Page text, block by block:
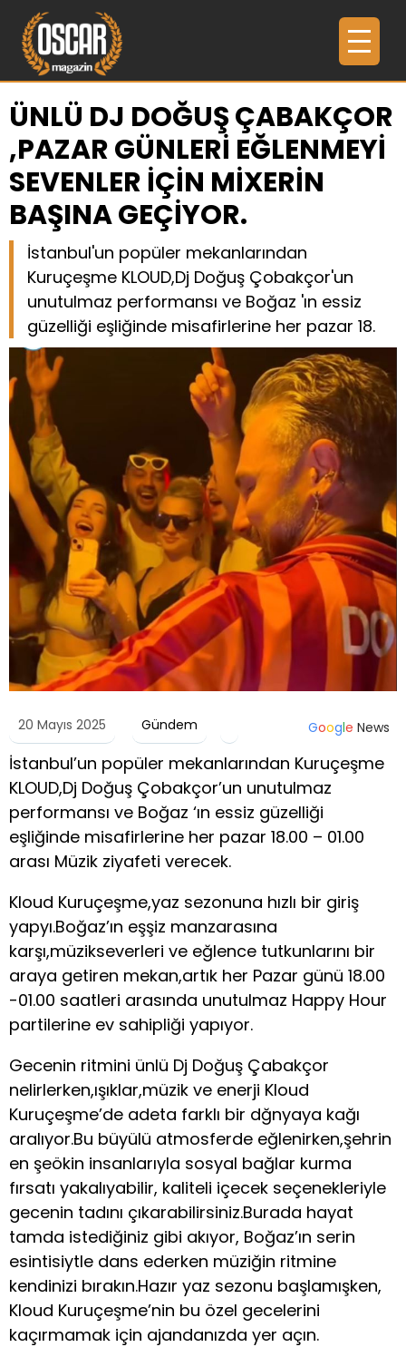
ÜNLÜ DJ DOĞUŞ ÇABAKÇOR
,PAZAR GÜNLERİ EĞLENMEYİ
SEVENLER İÇİN MİXERİN
BAŞINA GEÇİYOR.
İstanbul'un popüler mekanlarından
Kuruçeşme KLOUD,Dj Doğuş Çobakçor'un
unutulmaz performansı ve Boğaz 'ın essiz
güzelliği eşliğinde misafirlerine her pazar 18.
20 Mayıs 2025 Gündem Google News
İstanbul’un popüler mekanlarından Kuruçeşme
KLOUD,Dj Doğuş Çobakçor’un unutulmaz
performansı ve Boğaz ‘ın essiz güzelliği
eşliğinde misafirlerine her pazar 18.00 – 01.00
arası Müzik ziyafeti verecek.
Kloud Kuruçeşme,yaz sezonuna hızlı bir giriş
yapyı.Boğaz’ın eşşiz manzarasına
karşı,müzikseverleri ve eğlence tutkunlarını bir
araya getiren mekan,artık her Pazar günü 18.00
-01.00 saatleri arasında unutulmaz Happy Hour
partilerine ev sahipliği yapıyor.
Gecenin ritmini ünlü Dj Doğuş Çabakçor
nelirlerken,ışıklar,müzik ve enerji Kloud
Kuruçeşme’de adeta farklı bir dğnyaya kağı
aralıyor.Bu büyülü atmosferde eğlenirken,şehrin
en şeökin insanlarıyla sosyal bağlar kurma
fırsatı yakalıyabilir, kaliteli içecek seçenekleriyle
gecenin tadını çıkarabilirsiniz.Burada hayat
tamda istediğiniz gibi akıyor, Boğaz’ın serin
esintisiytle dans ederken müziğin ritmine
kendinizi bırakın.Hazır yaz sezonu başlamışken,
Kloud Kuruçeşme’nin bu özel gecelerini
kaçırmamak için ajandanızda yer açın.